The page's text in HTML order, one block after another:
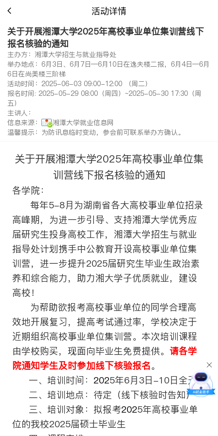
活动详情
关于开展湘潭大学2025年高校事业单位集训营线下
报名核验的通知
主办方：湘潭大学招生与就业指导处
举办地点：6月3日、6月7日—6月10日在逸夫楼二报，6月4日—6月
6日在尚美楼三阶梯
活动时间：2025-06-03 09:00-12:00 （周二）
报名时间: 2025-05-29 08:00（周四）~2025-05-30 17:30（周
五）
主讲人：
信息来源：
湘潭大学就业信息网
温馨提示：为防讯息临时变动，参会前可联系举办方确认。
关于开展湘潭大学2025年高校事业单位集
训营线下报名核验的通知
各学院：
每年5-8月为湖南省各大高校事业单位招录
高峰期， 为进一步引导、支持湘潭大学优秀应
届研究生投身高校工作，湘潭大学招生与就业
指导处计划携手中公教育开设高校事业单位集
训营，进一步提升2025届研究生毕业生政治素
养和综合能力，助力湘大学子优质就业， 建设
高校！
为帮助欲报考高校事业单位的同学合理高
效地开展复习，提高考试通过率，学校决定于
近期组织高校事业单位集训营。本次培训课程
由学校购买，现面向毕业生免费提供。 请各学
院通知学生及时参加线下核验报名。
一、培训时间： 2025年6月3日-10日全天
二、培训地点： 待定（线下核验时告知）
三、培训对象：拟报考2025年高校事业单
位的我校2025届硕士毕业生